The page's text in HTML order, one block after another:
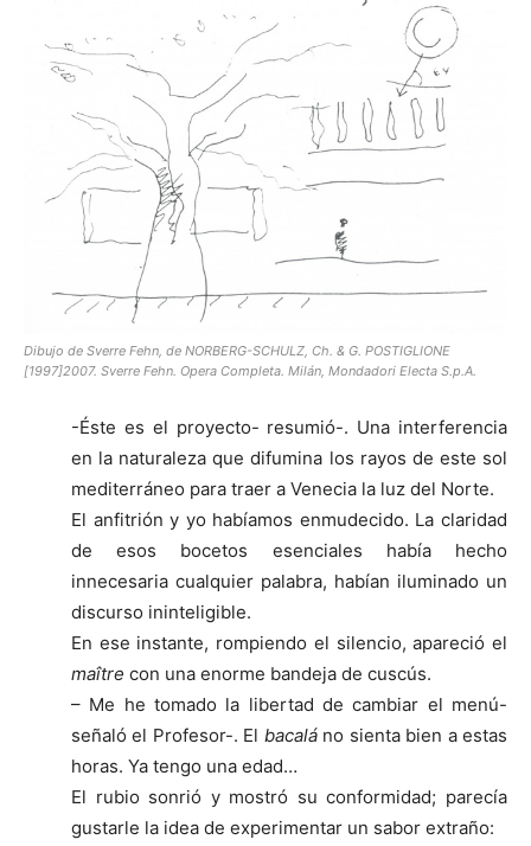
Dibujo de Sverre Fehn, de NORBERG-SCHULZ, Ch. & G. POSTIGLIONE
[1997]2007. Sverre Fehn. Opera Completa. Milán, Mondadori Electa S.p.A.
-Éste es el proyecto- resumió-. Una interferencia
en la naturaleza que difumina los rayos de este sol
mediterráneo para traer a Venecia la luz del Norte.
El anfitrión y yo habíamos enmudecido. La claridad
de esos bocetos esenciales había hecho
innecesaria cualquier palabra, habían iluminado un
discurso ininteligible.
En ese instante, rompiendo el silencio, apareció el
maître con una enorme bandeja de cuscús.
– Me he tomado la libertad de cambiar el menú-
señaló el Profesor-. El bacaláno sienta bien a estas
horas. Ya tengo una edad…
El rubio sonrió y mostró su conformidad; parecía
gustarle la idea de experimentar un sabor extraño: